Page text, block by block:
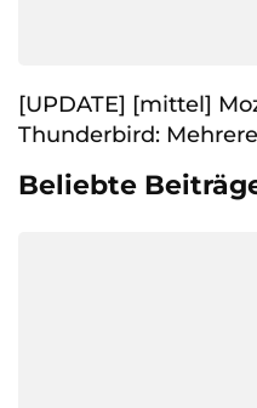
[UPDATE] [mittel]
Thunderbird:
Beliebte